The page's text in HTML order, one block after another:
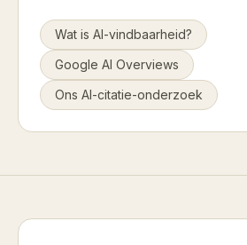
Wat is AI-vindbaarheid?
Google AI Overviews
Ons AI-citatie-onderzoek